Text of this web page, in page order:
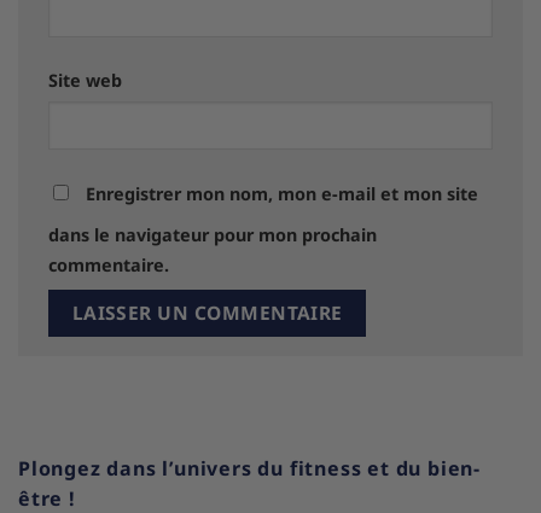
Site web
Enregistrer mon nom, mon e-mail et mon site
dans le navigateur pour mon prochain
commentaire.
Plongez dans l’univers du fitness et du bien-
être !